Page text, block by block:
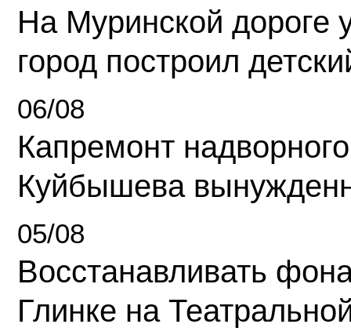
На Муринской дороге
город построил
06/08
Капремонт
Куйбышева
05/08
Восстанавливать
Глинке на